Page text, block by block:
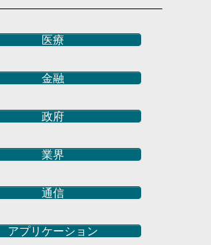
医療
金融
政府
業界
通信
アプリケーション